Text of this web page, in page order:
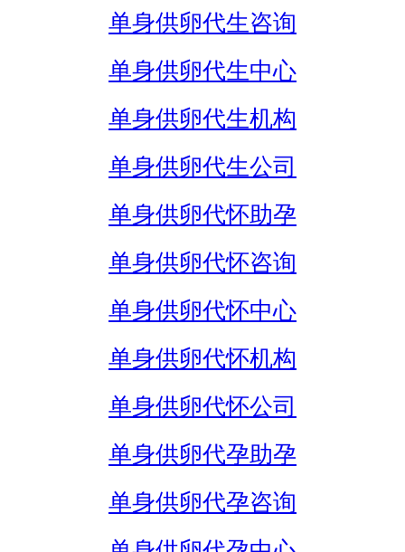
单身供卵代生咨询
单身供卵代生中心
单身供卵代生机构
单身供卵代生公司
单身供卵代怀助孕
单身供卵代怀咨询
单身供卵代怀中心
单身供卵代怀机构
单身供卵代怀公司
单身供卵代孕助孕
单身供卵代孕咨询